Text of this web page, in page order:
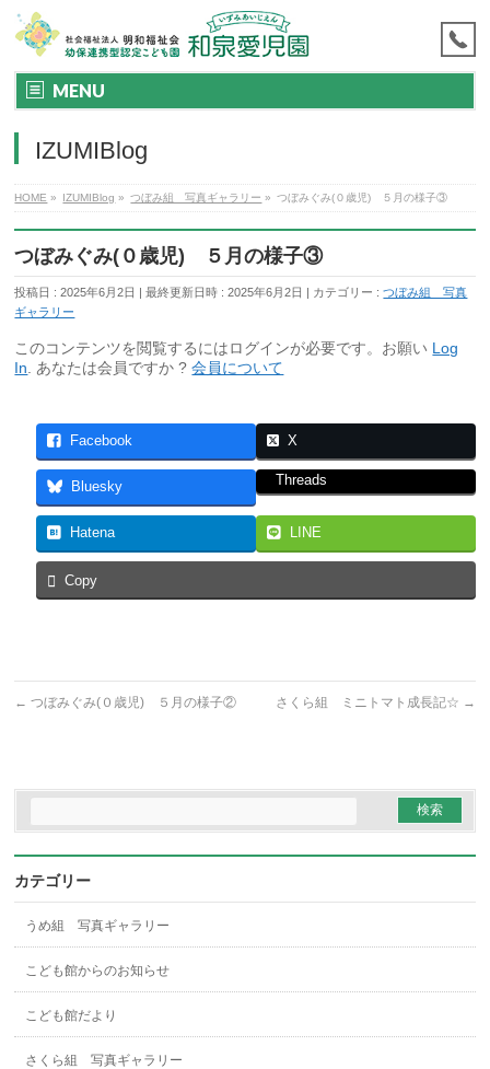
MENU
IZUMIBlog
HOME » IZUMIBlog » つぼみ組 写真ギャラリー » つぼみぐみ(０歳児) ５月の様子③
つぼみぐみ(０歳児) ５月の様子③
投稿日 : 2025年6月2日 最終更新日時 : 2025年6月2日 カテゴリー :つぼみ組 写真
ギャラリー
このコンテンツを閲覧するにはログインが必要です。お願い Log
In . あなたは会員ですか ?会員について
Facebook X
Bluesky Threads
Hatena LINE
Copy
← つぼみぐみ(０歳児) ５月の様子② さくら組 ミニトマト成長記☆ →
カテゴリー
うめ組 写真ギャラリー
こども館からのお知らせ
こども館だより
さくら組 写真ギャラリー